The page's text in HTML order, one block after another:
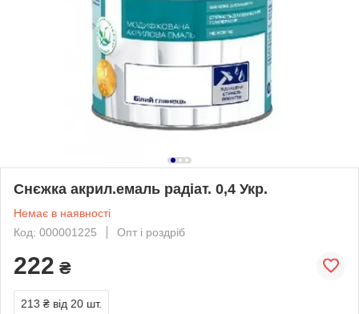
Снєжка акрил.емаль радіат. 0,4 Укр.
Немає в наявності
Код: 000001225
Опт і роздріб
222 ₴
213 ₴ від 20 шт.